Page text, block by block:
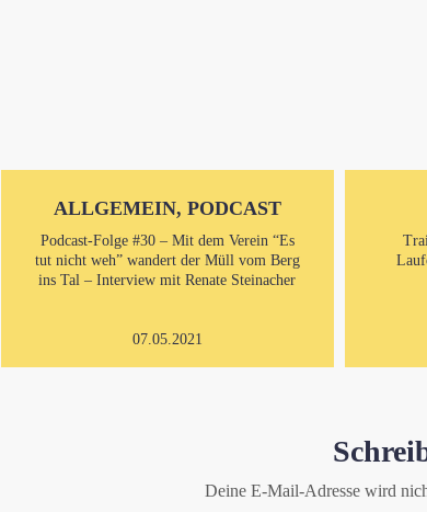
ALLGEMEIN, PODCAST
Podcast-Folge #30 – Mit dem Verein “Es
tut nicht weh” wandert der Müll vom Berg
ins Tal – Interview mit Renate Steinacher
07.05.2021
Deine E-Mail-Adresse wird